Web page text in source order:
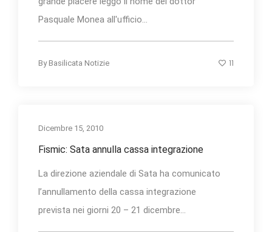
Pasquale Monea all'ufficio...
By Basilicata Notizie 11
Dicembre 15, 2010
Fismic: Sata annulla cassa integrazione
La direzione aziendale di Sata ha comunicato
l’annullamento della cassa integrazione
prevista nei giorni 20 – 21 dicembre...